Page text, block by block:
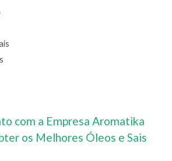
com a Empresa Aromatika
os Melhores Óleos e Sais